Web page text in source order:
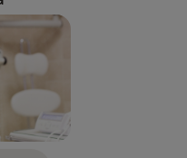
systému celoživotního
pojišťovnami: